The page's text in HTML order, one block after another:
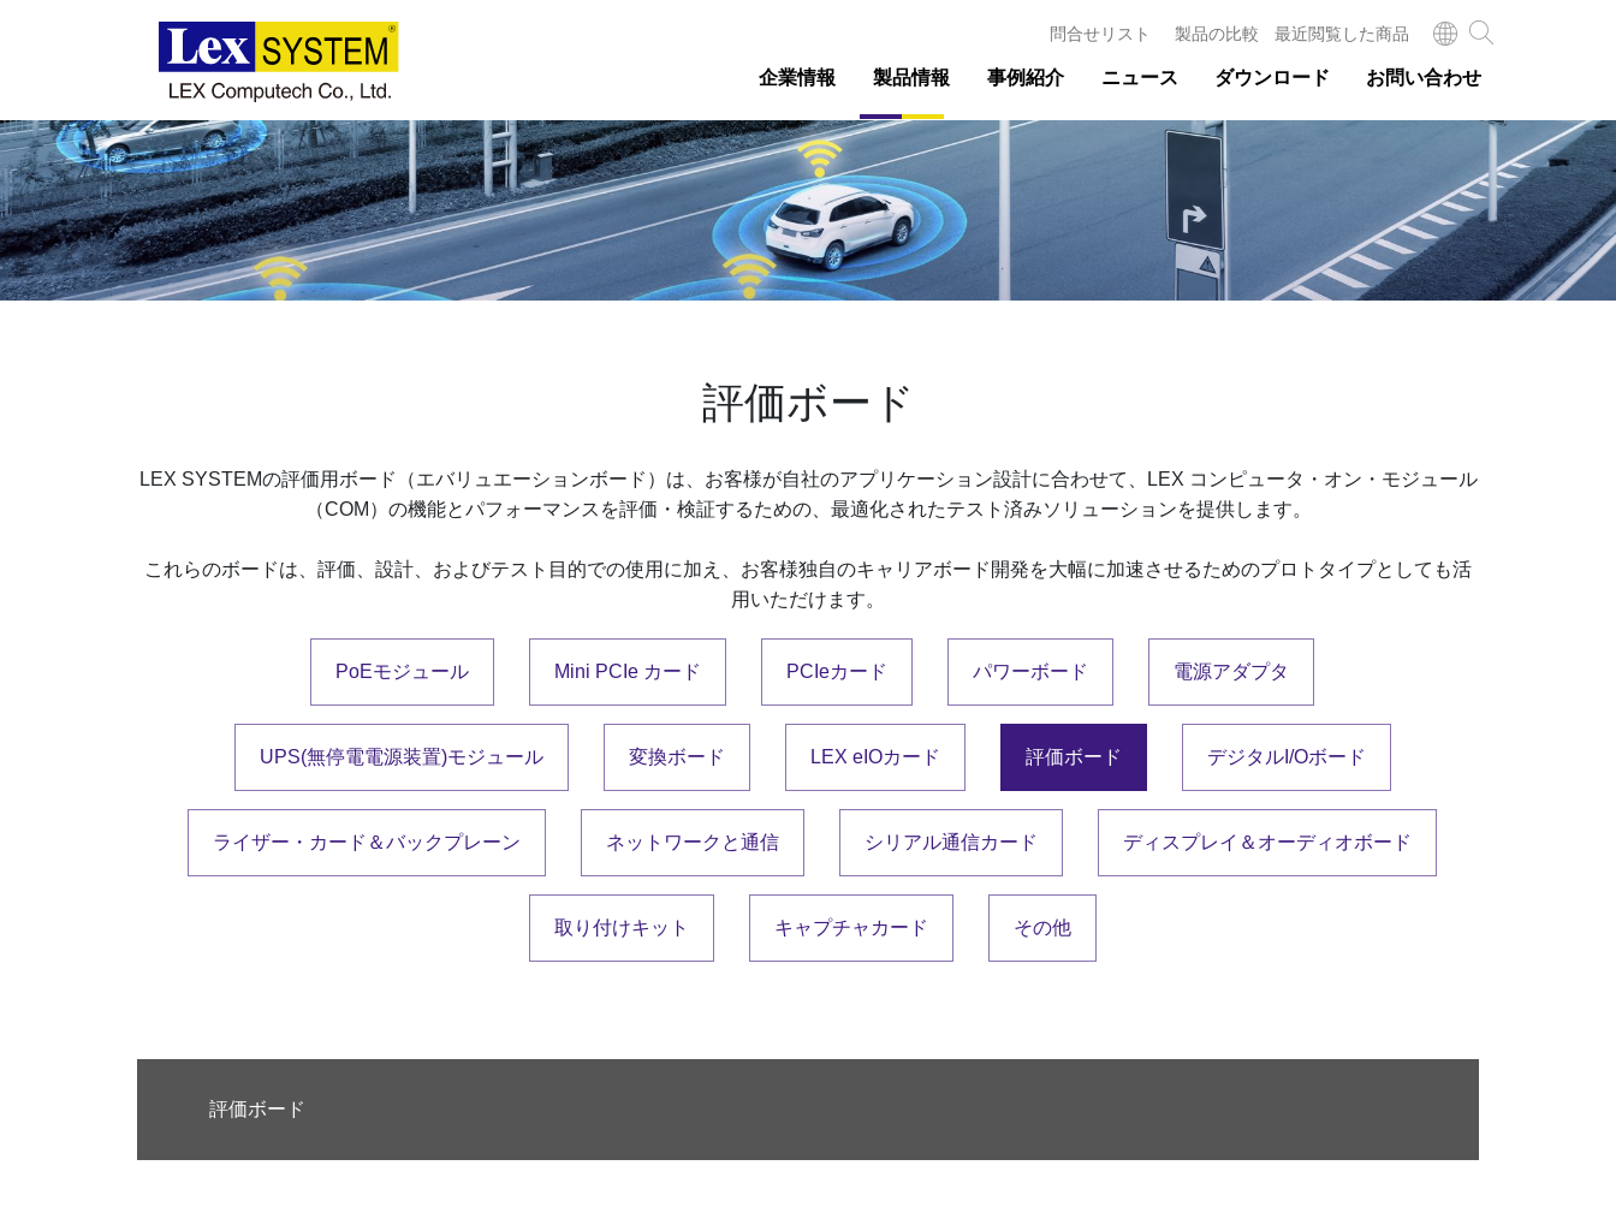
企業情報
製品情報
事例紹介
企業情報 製品情報 事例紹介 ニュース ダウンロード お問い合わせ
問合せリスト 製品の比較 最近閲覧した商品
評価ボード
LEX SYSTEMの評価用ボード（エバリュエーションボード）は、お客様が自社のアプリケーション設計に合わせて、LEX コンピュータ・オン・モジュール
（COM）の機能とパフォーマンスを評価・検証するための、最適化されたテスト済みソリューションを提供します。
これらのボードは、評価、設計、およびテスト目的での使用に加え、お客様独自のキャリアボード開発を大幅に加速させるためのプロトタイプとしても活
用いただけます。
PoEモジュール Mini PCIe カード PCIeカード パワーボード 電源アダプタ
UPS(無停電電源装置)モジュール 変換ボード LEX eIOカード 評価ボード デジタルI/Oボード
ライザー・カード＆バックプレーン ネットワークと通信 シリアル通信カード ディスプレイ＆オーディオボード
取り付けキット キャプチャカード その他
評価ボード